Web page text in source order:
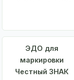
ЭДО для
маркировки
Честный ЗНАК